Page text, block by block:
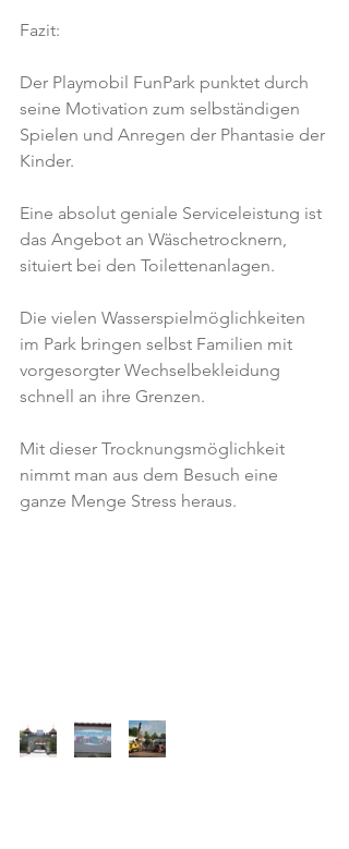
Fazit:
Der Playmobil FunPark punktet durch
seine Motivation zum selbständigen
Spielen und Anregen der Phantasie der
Kinder.
Eine absolut geniale Serviceleistung ist
das Angebot an Wäschetrocknern,
situiert bei den Toilettenanlagen.
Die vielen Wasserspielmöglichkeiten
im Park bringen selbst Familien mit
vorgesorgter Wechselbekleidung
schnell an ihre Grenzen.
Mit dieser Trocknungsmöglichkeit
nimmt man aus dem Besuch eine
ganze Menge Stress heraus.